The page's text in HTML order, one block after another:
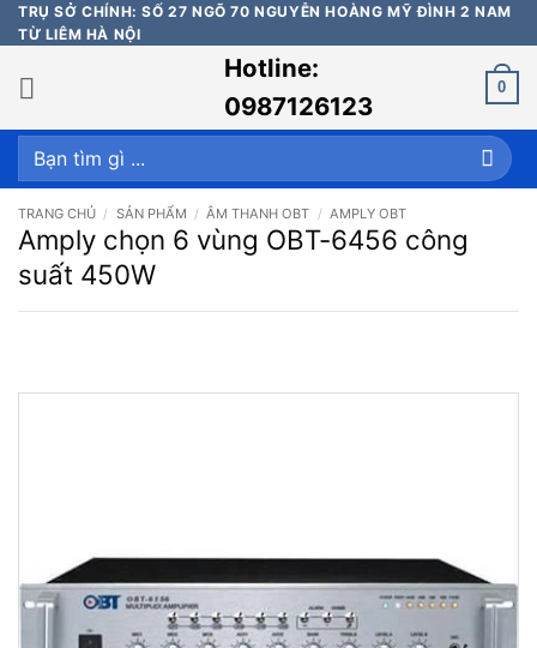
Bỏ
qua
nội
dung
TRỤ SỞ CHÍNH: SỐ 27 NGÕ 70 NGUYỄN HOÀNG MỸ ĐÌNH 2 NAM
TỪ LIÊM HÀ NỘI
Hotline:
0987126123
0
Tìm
kiếm:
TRANG CHỦ / SẢN PHẨM / ÂM THANH OBT / AMPLY OBT
Amply chọn 6 vùng OBT-6456 công
suất 450W